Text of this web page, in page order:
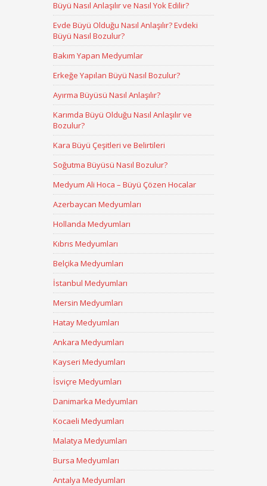
Büyü Nasıl Anlaşılır ve Nasıl Yok Edilir?
Evde Büyü Olduğu Nasıl Anlaşılır? Evdeki
Büyü Nasıl Bozulur?
Bakım Yapan Medyumlar
Erkeğe Yapılan Büyü Nasıl Bozulur?
Ayırma Büyüsü Nasıl Anlaşılır?
Karımda Büyü Olduğu Nasıl Anlaşılır ve
Bozulur?
Kara Büyü Çeşitleri ve Belirtileri
Soğutma Büyüsü Nasıl Bozulur?
Medyum Ali Hoca – Büyü Çözen Hocalar
Azerbaycan Medyumları
Hollanda Medyumları
Kıbrıs Medyumları
Belçika Medyumları
İstanbul Medyumları
Mersin Medyumları
Hatay Medyumları
Ankara Medyumları
Kayseri Medyumları
İsviçre Medyumları
Danimarka Medyumları
Kocaeli Medyumları
Malatya Medyumları
Bursa Medyumları
Antalya Medyumları